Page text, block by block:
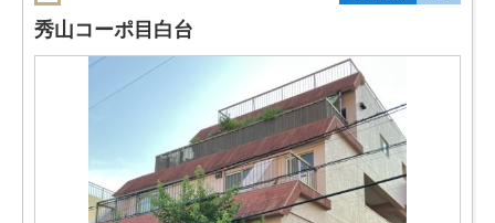
秀山コーポ目白台